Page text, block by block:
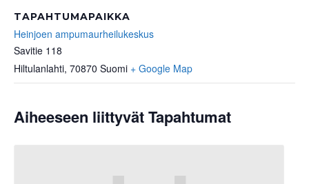
TAPAHTUMAPAIKKA
Heinjoen ampumaurheilukeskus
Savitie 118
Hiltulanlahti, 70870 Suomi + Google Map
Aiheeseen liittyvät Tapahtumat